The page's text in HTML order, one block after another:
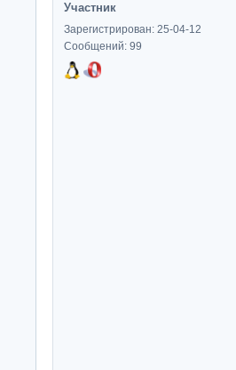
Участник
Зарегистрирован: 25-04-12
Сообщений: 99